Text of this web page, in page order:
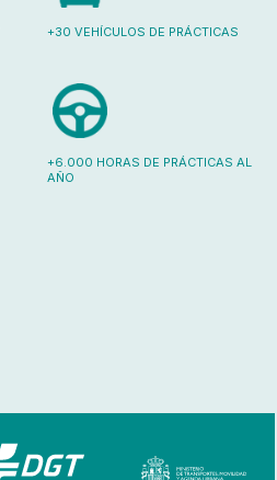
+30 VEHÍCULOS DE PRÁCTICAS
+6.000 HORAS DE PRÁCTICAS AL
AÑO